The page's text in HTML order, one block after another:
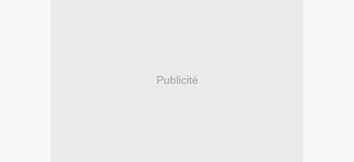
Publicité